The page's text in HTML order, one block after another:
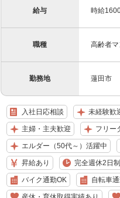
給与 時給
職種 高齢者
勤務地 蓮田市
入社日応相談 未経験歓
主婦・主夫歓迎 フリー
エルダー（50代～）活躍中
昇給あり 完全週休2日制
バイク通勤OK 自転車